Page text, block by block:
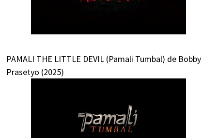
PAMALI THE LITTLE DEVIL (Pamali Tumbal) de Bobby
Prasetyo (2025)